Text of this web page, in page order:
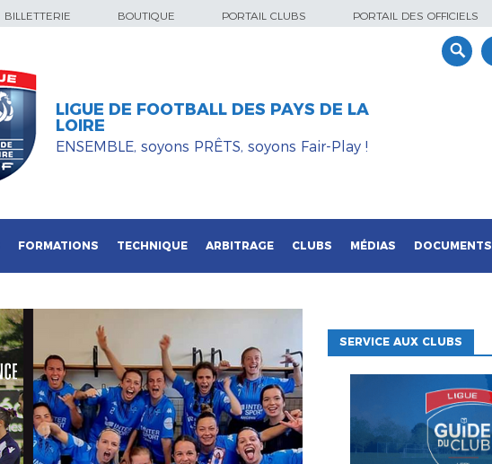
BILLETTERIE BOUTIQUE PORTAIL CLUBS PORTAIL DES OFFICIELS
LIGUE DE FOOTBALL DES PAYS DE LA
LOIRE
ENSEMBLE, soyons PRÊTS, soyons Fair-Play !
FORMATIONS TECHNIQUE ARBITRAGE CLUBS MÉDIAS DOCUMENTS
SERVICE AUX CLUBS